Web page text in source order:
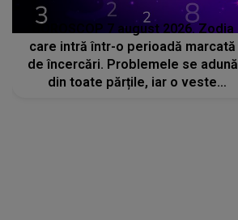
HOROSCOP 7 august 2026. Zodia
care intră într-o perioadă marcată
de încercări. Problemele se adună
din toate părțile, iar o veste